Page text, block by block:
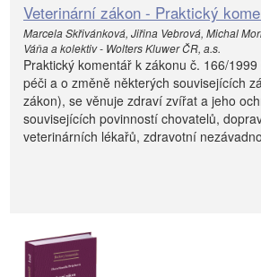
Veterinární zákon - Praktický
Marcela Skřivánková, Jiřina Vebrová, Michal
Váňa a kolektiv - Wolters Kluwer ČR, a.s.
Praktický komentář k zákonu č. 166/
péči a o změně některých souvisejících
zákon), se věnuje zdraví zvířat a jeho
souvisejících povinností chovatelů,
veterinárních lékařů, zdravotní